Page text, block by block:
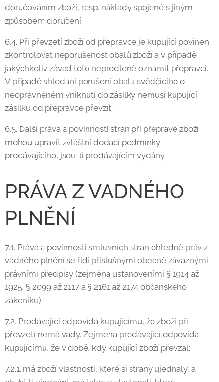
doručováním zboží, resp. náklady spojené s jiným
způsobem doručení.
6.4. Při převzetí zboží od přepravce je kupující povinen
zkontrolovat neporušenost obalů zboží a v případě
jakýchkoliv závad toto neprodleně oznámit přepravci.
V případě shledání porušení obalu svědčícího o
neoprávněném vniknutí do zásilky nemusí kupující
zásilku od přepravce převzít.
6.5. Další práva a povinnosti stran při přepravě zboží
mohou upravit zvláštní dodací podmínky
prodávajícího, jsou-li prodávajícím vydány.
PRÁVA Z VADNÉHO
PLNĚNÍ
7.1. Práva a povinnosti smluvních stran ohledně práv z
vadného plnění se řídí příslušnými obecně závaznými
právními předpisy (zejména ustanoveními § 1914 až
1925, § 2099 až 2117 a § 2161 až 2174 občanského
zákoníku).
7.2. Prodávající odpovídá kupujícímu, že zboží při
převzetí nemá vady. Zejména prodávající odpovídá
kupujícímu, že v době, kdy kupující zboží převzal:
7.2.1. má zboží vlastnosti, které si strany ujednaly, a